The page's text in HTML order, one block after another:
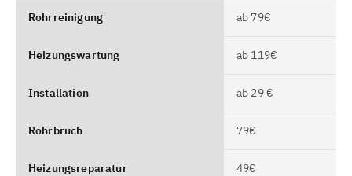
Rohrreinigung ab 79€
Heizungswartung ab 119€
Installation ab 29 €
Rohrbruch 79€
Heizungsreparatur 49€